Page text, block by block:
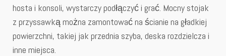
hosta i konsoli, wystarczy podłączyć i grać. Mocny stojak
z przyssawką można zamontować na ścianie na gładkiej
powierzchni, takiej jak przednia szyba, deska rozdzielcza i
inne miejsca.